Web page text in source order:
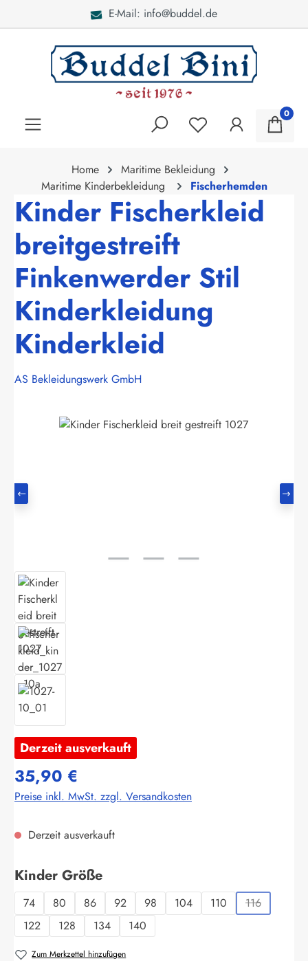
E-Mail: info@buddel.de
0
Home
Maritime Bekleidung
Maritime Kinderbekleidung
Fischerhemden
Kinder Fischerkleid
breitgestreift
Finkenwerder Stil
Kinderkleidung
Kinderkleid
AS Bekleidungswerk GmbH
Bildergalerie überspringen
Derzeit ausverkauft
35,90 €
Preise inkl. MwSt. zzgl. Versandkosten
Derzeit ausverkauft
Kinder Größeauswählen
74 80 86 92 98 104 110 116
(Diese
122 128 134 140
Zum Merkzettel hinzufügen